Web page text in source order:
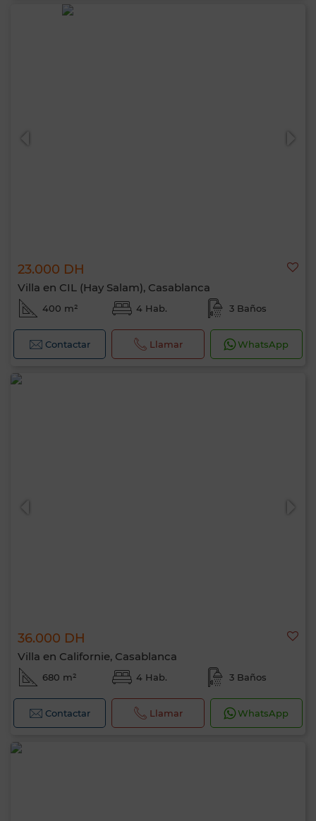
23.000 DH
Villa en CIL (Hay Salam), Casablanca
400 m² 4 Hab. 3 Baños
Contactar Llamar WhatsApp
36.000 DH
Villa en Californie, Casablanca
680 m² 4 Hab. 3 Baños
Contactar Llamar WhatsApp